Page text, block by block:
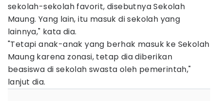
sekolah-sekolah favorit, disebutnya Sekolah
Maung. Yang lain, itu masuk di sekolah yang
lainnya," kata dia.
"Tetapi anak-anak yang berhak masuk ke Sekolah
Maung karena zonasi, tetap dia diberikan
beasiswa di sekolah swasta oleh pemerintah,"
lanjut dia.